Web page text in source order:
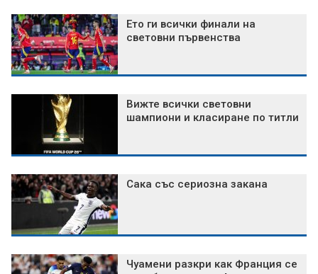
Ето ги всички финали на
световни първенства
Вижте всички световни
шампиони и класиране по титли
Сака със сериозна закана
Чуамени разкри как Франция се